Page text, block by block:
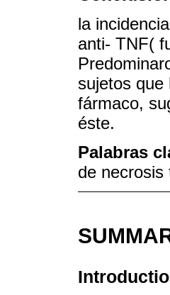
la
anti- TNF(
sujetos que
fármaco,
éste.
Palabras
de necrosis